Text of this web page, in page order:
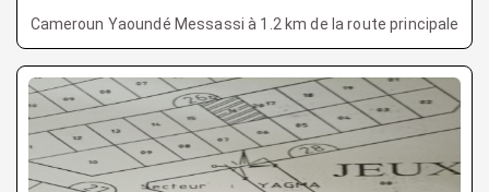
Cameroun Yaoundé Messassi à 1.2 km de la route principale